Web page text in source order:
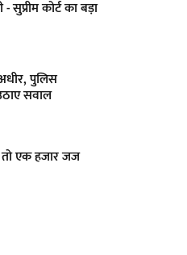
कोर्ट का बड़ा
पुलिस
सवाल
एक हजार जज